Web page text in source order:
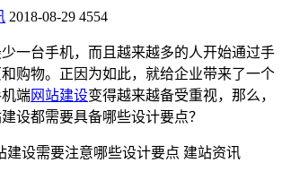
2018-08-29 4554
一台手机，而且越来越多的人开始通过手
购物。正因为如此，就给企业带来了一个
端网站建设变得越来越备受重视，那么，
设都需要具备哪些设计要点？